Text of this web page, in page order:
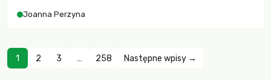
zachodzących zmian klimatycznych. Wymagać to będzie
Joanna Perzyna
1 2 3 … 258 Następne wpisy →